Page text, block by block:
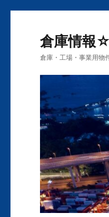
倉庫情報
倉庫・工場・事業用物